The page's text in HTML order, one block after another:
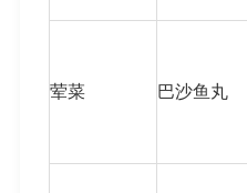
荤菜 巴沙鱼丸